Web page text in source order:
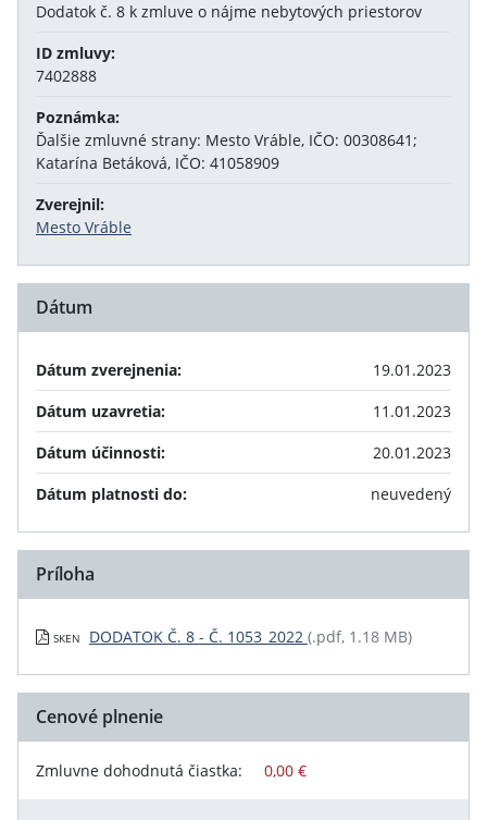
Dodatok č. 8 k zmluve o nájme nebytových priestorov
ID zmluvy:
7402888
Poznámka:
Ďalšie zmluvné strany: Mesto Vráble, IČO: 00308641;
Katarína Betáková, IČO: 41058909
Zverejnil:
Mesto Vráble
Dátum
Dátum zverejnenia:
19.01.2023
Dátum uzavretia:
11.01.2023
Dátum účinnosti:
20.01.2023
Dátum platnosti do:
neuvedený
Príloha
SKEN DODATOK Č. 8 - Č. 1053_2022 (.pdf, 1.18 MB)
Cenové plnenie
Zmluvne dohodnutá čiastka: 0,00 €